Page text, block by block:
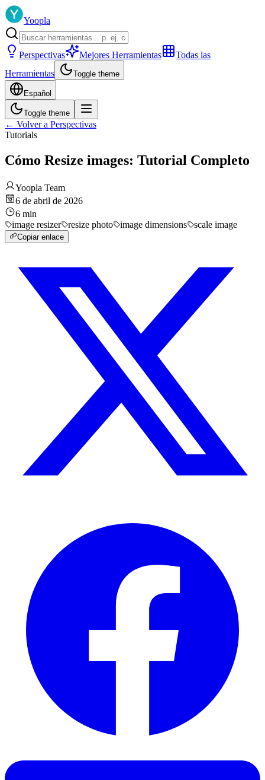
Yoopla
Perspectivas Mejores Herramientas
Todas las
Herramientas
Toggle theme
Español
Toggle theme
← Volver a Perspectivas
Tutorials
Cómo Resize images: Tutorial Completo
Yoopla Team
6 de abril de 2026
6 min
image resizer
resize photo image dimensions scale image
Copiar enlace